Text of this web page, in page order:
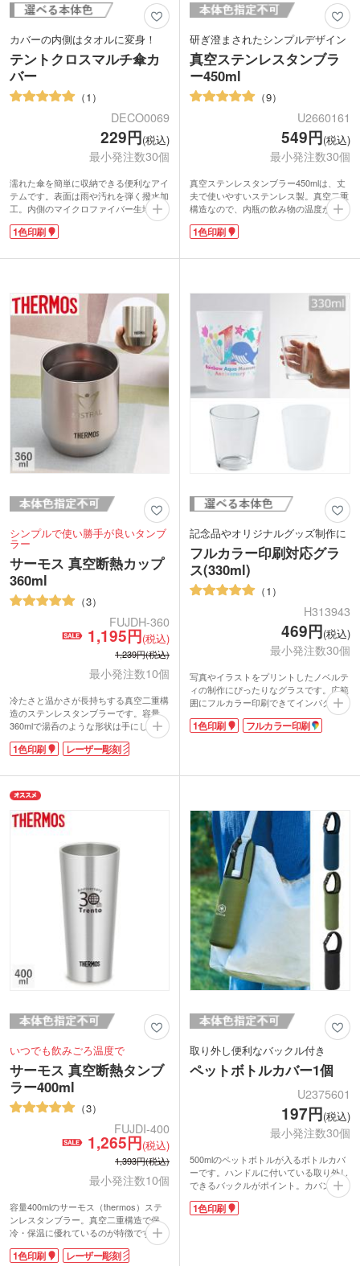
カバーの内側はタオルに変身！
テントクロスマルチ傘カ
バー
1
DECO0069
229円(税込)
最小発注数30個
濡れた傘を簡単に収納できる便利なアイ
テムです。表面は雨や汚れを弾く撥水加
工。内側のマイクロファイバー生地が水
滴をしっかり吸収して、カバンや周りの
荷物を濡らしません。ストラップでバッ
パクトに折りたため携帯に便利。ペット
も抜群。ビジネスマンをはじめ幅広い層
に使ってもらえるノベルティです。
1色印刷
研ぎ澄まされたシンプルデザイン
真空ステンレスタンブラ
ー450ml
9
U2660161
549円(税込)
最小発注数30個
真空ステンレスタンブラー450mlは、丈
夫で使いやすいステンレス製。真空二重
構造なので、内瓶の飲み物の温度が外瓶
まで伝わらず、飲み頃の温度を保ちま
す。氷を入れてもほとんど結露せず、コ
体が熱くなりにくく、持ちやすいタンブ
ちするので長い時間美味しいままで楽し
めますね。
シンプルデザインなのでお名入れ部分が
目立ち、開業記念や周年記念などロゴが
映えるので、もらっても喜ばれ長く愛用
される人気の商品です。
1色印刷
シンプルで使い勝手が良いタンブ
ラー
サーモス 真空断熱カップ
360ml
3
FUJDH-360
1,195円(税込)
1,239円(税込)
最小発注数10個
冷たさと温かさが長持ちする真空二重構
造のステンレスタンブラーです。容量
360mlで湯呑のような形状は手にしっく
りに馴染みます。開口部も広くて洗いや
すいのも嬉しいポイント。
サーモス（thermos）ブランド。会社ロ
ゴを印刷してオリジナルのタンブラーが
作成できます。
1色印刷 レーザー彫刻
記念品やオリジナルグッズ制作に
フルカラー印刷対応グラ
ス(330ml)
1
H313943
469円(税込)
最小発注数30個
写真やイラストをプリントしたノベルテ
ィの制作にぴったりなグラスです。広範
囲にフルカラー印刷できてインパクト抜
群！ワンポイントで企業名やロゴの名入
れも可能です。周年記念品や竣工記念
容量は約330mlで缶ジュース1本程度。飲
イプ、すりガラスのような質感が楽しめ
るフロストタイプからお選びください。
1色印刷 フルカラー印刷
いつでも飲みごろ温度で
サーモス 真空断熱タンブ
ラー400ml
3
FUJDI-400
1,265円(税込)
1,393円(税込)
最小発注数10個
容量400mlのサーモス（thermos）ステ
ンレスタンブラー。真空二重構造で保
冷・保温に優れているのが特徴です。
名入れが可能なサーモス 真空断熱タン
ブラー400mlは記念品として人気。シン
1色印刷 レーザー彫刻
取り外し便利なバックル付き
ペットボトルカバー1個
U2375601
197円(税込)
最小発注数30個
500mlのペットボトルが入るボトルカバ
ーです。ハンドルに付いている取り外し
できるバックルがポイント。カバンの持
ち手や、リュックに取り付けて持ち運べ
ます。カバンの中での結露対策にも〇。
1色印刷